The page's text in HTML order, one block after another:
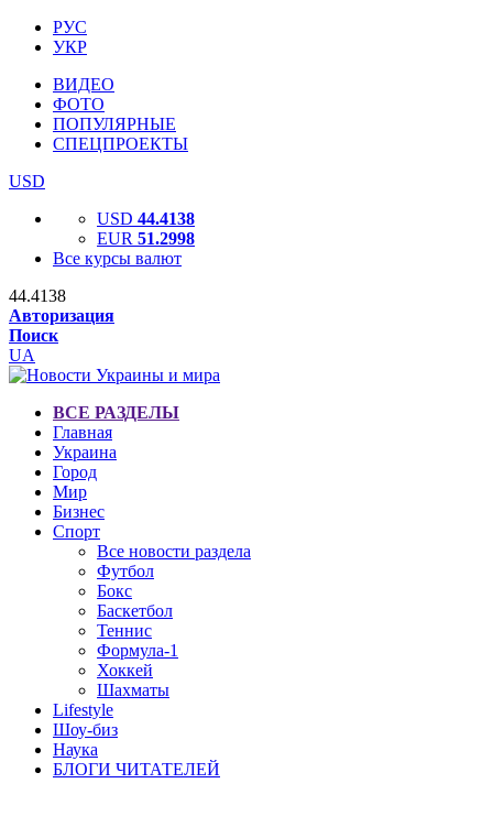
РУС
УКР
ВИДЕО
ФОТО
ПОПУЛЯРНЫЕ
СПЕЦПРОЕКТЫ
USD
USD 44.4138
EUR 51.2998
Все курсы валют
44.4138
Авторизация
Поиск
UA
ВСЕ РАЗДЕЛЫ
Главная
Украина
Город
Мир
Бизнес
Спорт
Все новости раздела
Футбол
Бокс
Баскетбол
Теннис
Формула-1
Хоккей
Шахматы
Lifestyle
Шоу-биз
Наука
БЛОГИ ЧИТАТЕЛЕЙ